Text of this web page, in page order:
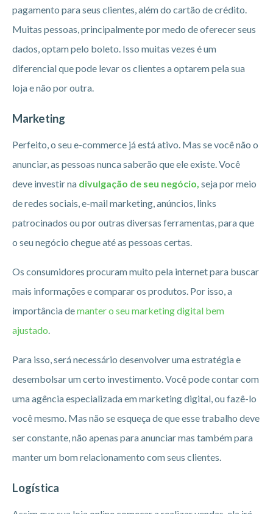
pagamento para seus clientes, além do cartão de crédito.
Muitas pessoas, principalmente por medo de oferecer seus
dados, optam pelo boleto. Isso muitas vezes é um
diferencial que pode levar os clientes a optarem pela sua
loja e não por outra.
Marketing
Perfeito, o seu e-commerce já está ativo. Mas se você não o
anunciar, as pessoas nunca saberão que ele existe. Você
deve investir na divulgação de seu negócio, seja por meio
de redes sociais, e-mail marketing, anúncios, links
patrocinados ou por outras diversas ferramentas, para que
o seu negócio chegue até as pessoas certas.
Os consumidores procuram muito pela internet para buscar
mais informações e comparar os produtos. Por isso, a
importância demanter o seu marketing digital bem
ajustado
Para isso, será necessário desenvolver uma estratégia e
desembolsar um certo investimento. Você pode contar com
uma agência especializada em marketing digital, ou fazê-lo
você mesmo. Mas não se esqueça de que esse trabalho deve
ser constante, não apenas para anunciar mas também para
manter um bom relacionamento com seus clientes.
Logística